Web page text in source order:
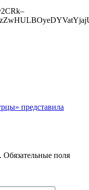
представила
Обязательные поля